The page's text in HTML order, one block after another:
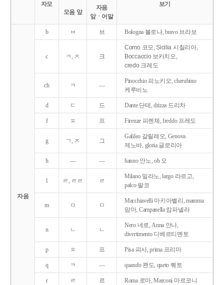
자모
보기
모음 앞
자음
앞ㆍ어말
자음
b ㅂ 브 Bologna 볼로냐, bravo 브라보
c ㅋ, ㅊ 크
Como 코모, Sicilia 시칠리아,
Boccaccio 보카치오,
credo 크레도
ch ㅋ ―
Pinocchio 피노키오, cherubino
케루비노
d ㄷ 드 Dante 단테, drizza 드리차
f ㅍ 프 Firenze 피렌체, freddo 프레도
g ㄱ, ㅈ 그
Galileo 갈릴레오, Genova
제노바, gloria 글로리아
h ― ― hanno 안노, oh 오
l ㄹ, ㄹㄹ ㄹ
Milano 밀라노, largo 라르고,
palco 팔코
m ㅁ ㅁ
Macchiavelli 마키아벨리, mamma
맘마, Campanella 캄파넬라
n ㄴ ㄴ
Nero 네로, Anna 안나,
divertimento 디베르티멘토
p ㅍ 프 Pisa 피사, prima 프리마
q ㅋ ― quando 콴도, queto 퀘토
r ㄹ 르 Roma 로마, Marconi 마르코니